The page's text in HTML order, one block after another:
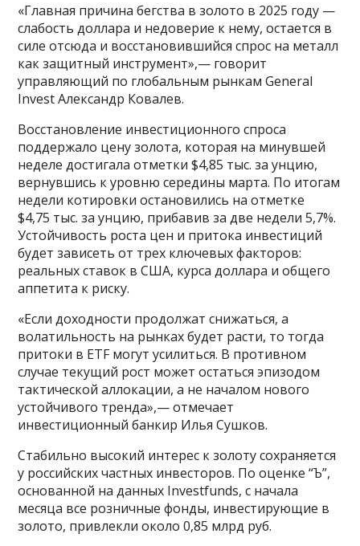
«Главная причина бегства в золото в 2025 году —
слабость доллара и недоверие к нему, остается в
силе отсюда и восстановившийся спрос на металл
как защитный инструмент»,— говорит
управляющий по глобальным рынкам General
Invest Александр Ковалев.
Восстановление инвестиционного спроса
поддержало цену золота, которая на минувшей
неделе достигала отметки $4,85 тыс. за унцию,
вернувшись к уровню середины марта. По итогам
недели котировки остановились на отметке
$4,75 тыс. за унцию, прибавив за две недели 5,7%.
Устойчивость роста цен и притока инвестиций
будет зависеть от трех ключевых факторов:
реальных ставок в США, курса доллара и общего
аппетита к риску.
«Если доходности продолжат снижаться, а
волатильность на рынках будет расти, то тогда
притоки в ETF могут усилиться. В противном
случае текущий рост может остаться эпизодом
тактической аллокации, а не началом нового
устойчивого тренда»,— отмечает
инвестиционный банкир Илья Сушков.
Стабильно высокий интерес к золоту сохраняется
у российских частных инвесторов. По оценке “Ъ”,
основанной на данных Investfunds, с начала
месяца все розничные фонды, инвестирующие в
золото, привлекли около 0,85 млрд руб.